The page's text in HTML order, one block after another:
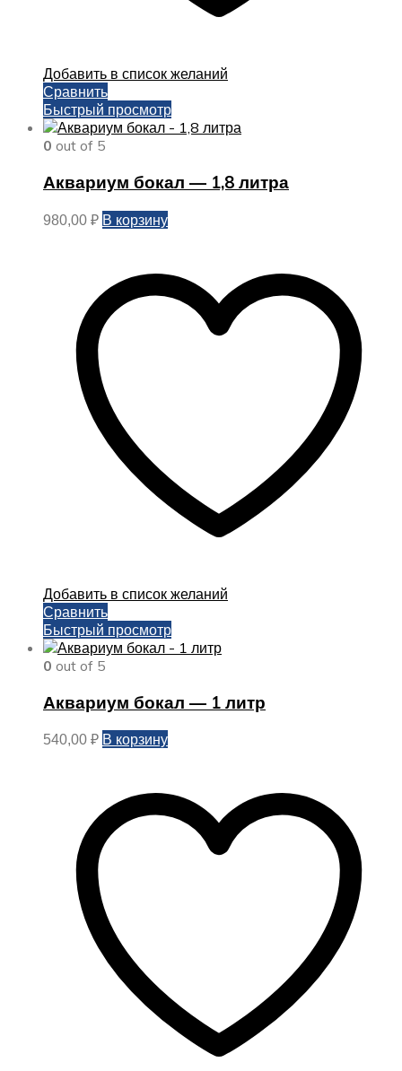
Добавить в список желаний
Сравнить
Быстрый просмотр
0 out of 5
Аквариум бокал — 1,8 литра
980,00 ₽ В корзину
Добавить в список желаний
Сравнить
Быстрый просмотр
0 out of 5
Аквариум бокал — 1 литр
540,00 ₽ В корзину